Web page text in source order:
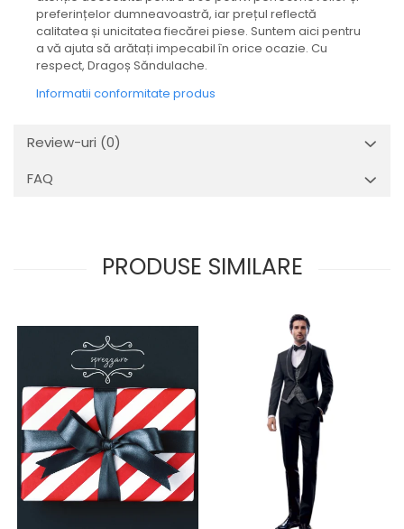
preferințelor dumneavoastră, iar prețul reflectă
calitatea și unicitatea fiecărei piese. Suntem aici pentru
a vă ajuta să arătați impecabil în orice ocazie. Cu
respect, Dragoș Săndulache.
Informatii conformitate produs
Review-uri (0)
FAQ
PRODUSE SIMILARE